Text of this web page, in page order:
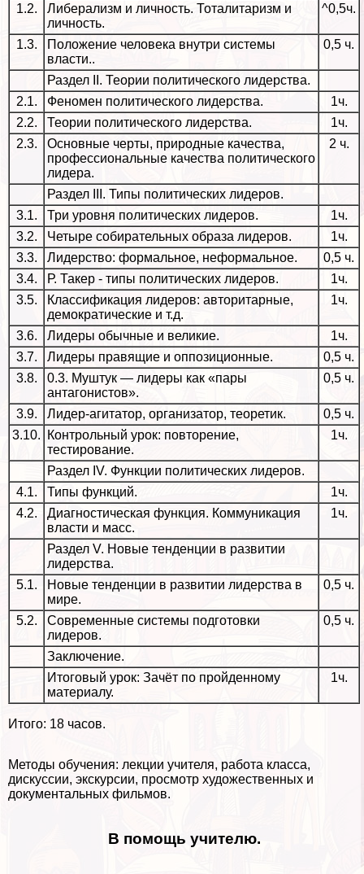
1.2.
Либерализм и личность. Тоталитаризм и
личность.
^0,5ч.
1.3.
Положение человека внутри системы
власти..
0,5 ч.
Раздел II. Теории политического лидерства.
2.1.
Феномен политического лидерства.
1ч.
2.2.
Теории политического лидерства.
1ч.
2.3.
Основные черты, природные качества,
профессиональные качества политического
лидера.
2 ч.
Раздел III. Типы политических лидеров.
3.1.
Три уровня политических лидеров.
1ч.
3.2.
Четыре собирательных образа лидеров.
1ч.
3.3.
Лидерство: формальное, неформальное.
0,5 ч.
3.4.
Р. Такер - типы политических лидеров.
1ч.
3.5.
Классификация лидеров: авторитарные,
демократические и т.д.
1ч.
3.6. Лидеры обычные и великие.
1ч.
3.7.
Лидеры правящие и оппозиционные.
0,5 ч.
3.8.
0.3. Муштук — лидеры как «пары
антагонистов».
0,5 ч.
3.9. Лидер-агитатор, организатор, теоретик.
0,5 ч.
3.10.
Контрольный урок: повторение,
тестирование.
1ч.
Раздел IV. Функции политических лидеров.
4.1.
Типы функций.
1ч.
4.2.
Диагностическая функция. Коммуникация
власти и масс.
1ч.
Раздел V. Новые тенденции в развитии
лидерства.
5.1.
Новые тенденции в развитии лидерства в
мире.
0,5 ч.
5.2.
Современные системы подготовки
лидеров.
0,5 ч.
Заключение.
Итоговый урок: Зачёт по пройденному
материалу.
1ч.
Итого: 18 часов.
Методы обучения: лекции учителя, работа класса,
дискуссии, экскурсии, просмотр художественных и
документальных фильмов.
В помощь учителю.